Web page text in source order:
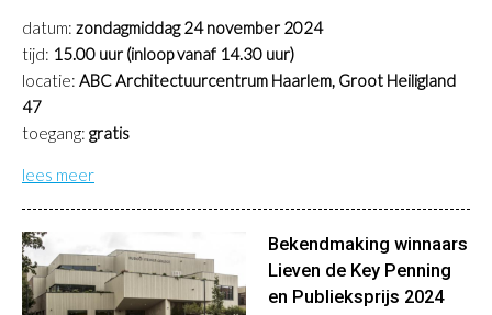
datum: zondagmiddag 24 november 2024
tijd: 15.00 uur (inloop vanaf 14.30 uur)
locatie: ABC Architectuurcentrum Haarlem, Groot Heiligland
47
toegang: gratis
lees meer
Bekendmaking winnaars
Lieven de Key Penning
en Publieksprijs 2024